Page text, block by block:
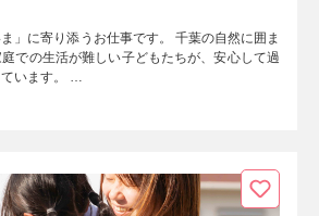
」に寄り添うお仕事です。 千葉の自然に囲ま
での生活が難しい子どもたちが、安心して過
ています。 …